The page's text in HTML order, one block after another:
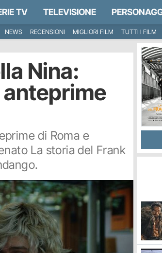
TV TELEVISIONE
NEWS RECENSIONI MIGLIORI FILM TUTTI I FILM
Nina:
di Roma e
La storia del Frank